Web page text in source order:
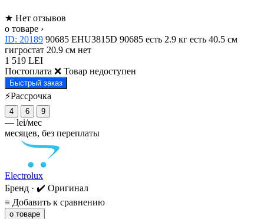
★ Нет отзывов
о товаре ›
ID: 20189 90685 EHU3815D 90685 есть 2.9 кг есть 40.5 см
гигростат 20.9 см нет
1 519 LEI
Постоплата ❌ Товар недоступен
Быстрый заказ
⚡Рассрочка
4 6 9
— lei/мес
месяцев, без переплаты
Electrolux
Бренд · ✔️ Оригинал
≡ Добавить к сравнению
о товаре